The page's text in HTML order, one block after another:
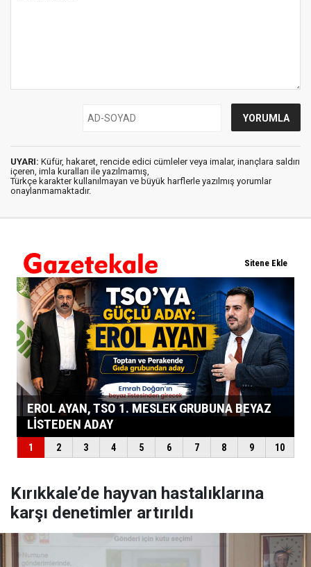
UYARI: Küfür, hakaret, rencide edici cümleler veya imalar, inançlara saldırı
içeren, imla kuralları ile yazılmamış,
Türkçe karakter kullanılmayan ve büyük harflerle yazılmış yorumlar
onaylanmamaktadır.
Kırıkkale’de hayvan hastalıklarına
karşı denetimler artırıldı